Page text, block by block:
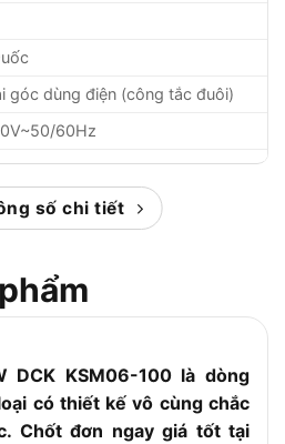
góc dùng điện (công tắc đuôi)
60Hz
phút
số chi tiết
DCK KSM06-100 là dòng
có thiết kế vô cùng chắc
Chốt đơn ngay giá tốt tại